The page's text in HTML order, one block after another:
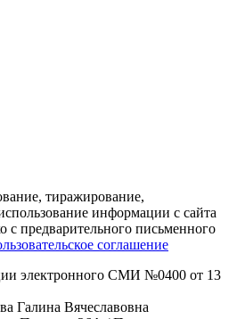
тиражирование,
информации с сайта
с предварительного письменного
соглашение
электронного СМИ №0400 от 13
Галина Вячеславовна